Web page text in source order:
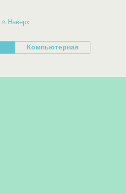
Наверх
Компьютерная